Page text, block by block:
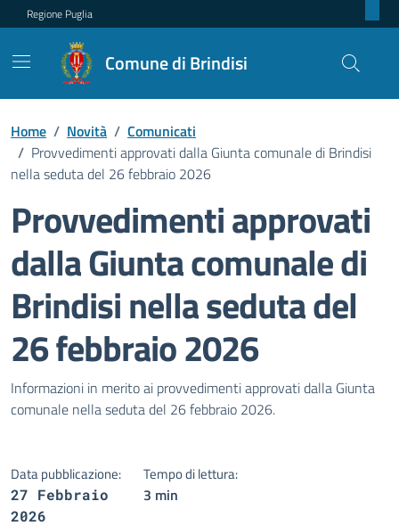
Regione Puglia
Comune di Brindisi
Home / Novità / Comunicati
/ Provvedimenti approvati dalla Giunta comunale di Brindisi
nella seduta del 26 febbraio 2026
Provvedimenti approvati
dalla Giunta comunale di
Brindisi nella seduta del
26 febbraio 2026
Dettagli della notizia
Informazioni in merito ai provvedimenti approvati dalla Giunta
comunale nella seduta del 26 febbraio 2026.
Data pubblicazione:
27 Febbraio
2026
Tempo di lettura:
3 min